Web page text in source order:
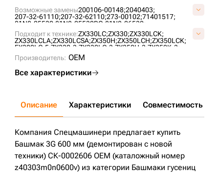
Возможные замены200106-00148;2040403;
207-32-61110;207-32-62110;273-00102;71401517;
81N8-25530;81N8-25530BG;81N8-26530;
81N8-26530BG;
AT219594;IS4986/600;K1007041;
KM2118/600;Z40303M0N0600;Z40303M0N0600V;
Подходит к технике:ZX330LC;ZX330;ZX330LCK;
ZX330LCLA;ZX330LCSA;ZX350H;ZX350LCH;ZX350LCK;
EX300LC-5;ZX330-3;ZX330LC-3;ZX350H-3;ZX350K-3;
ZX350L-3;
ZX350LCH-3;
ZX270LC-3;PC300LC-7;
PC300-6;
R320LC-7;ZX270;ZX270LC;
Производитель: OEM
Все характеристики
Описание Характеристики Совместимость
Компания Спецмашинери предлагает купить
Башмак 3G 600 мм (демонтирован с новой
техники) СК-0002606 OEM (каталожный номер
z40303m0n0600v) из категории Башмаки гусениц